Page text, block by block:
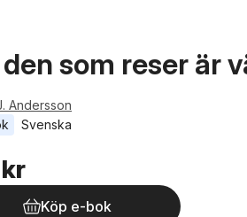
som reser är
Andersson
Svenska
Köp e-bok